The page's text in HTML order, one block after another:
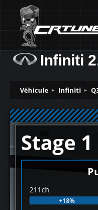
Infiniti
Véhicule Infiniti
Stage 1
211ch
+18%